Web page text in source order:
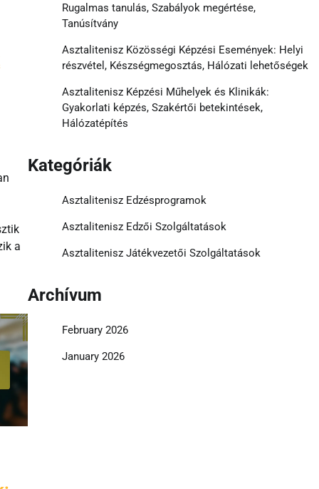
a
Rugalmas tanulás, Szabályok megértése,
Tanúsítvány
Asztalitenisz Közösségi Képzési Események: Helyi
részvétel, Készségmegosztás, Hálózati lehetőségek
Asztalitenisz Képzési Műhelyek és Klinikák:
Gyakorlati képzés, Szakértői betekintések,
Hálózatépítés
Kategóriák
Asztalitenisz Edzésprogramok
Asztalitenisz Edzői Szolgáltatások
Asztalitenisz Játékvezetői Szolgáltatások
Archívum
February 2026
January 2026